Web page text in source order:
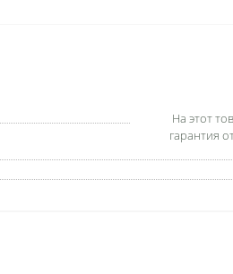
На этот
гарантия